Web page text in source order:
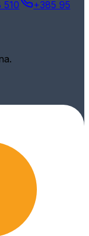
510
+385 95